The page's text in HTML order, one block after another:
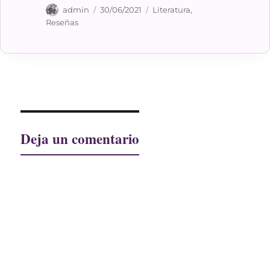
Autor
admin
Publicado
30/06/2021 Categorías
Literatura,
Reseñas
Deja un comentario